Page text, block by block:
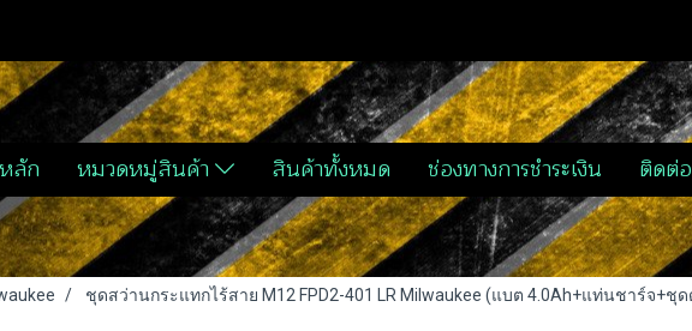
ลัก หมวดหมู่สินค้า สินค้าทั้งหมด ช่องทางการชำระเงิน ติดต่อ
ชุดสว่านกระแทกไร้สาย M12 FPD2-401 LR Milwaukee (แบต 4.0Ah+แท่นชาร์จ+ชุ